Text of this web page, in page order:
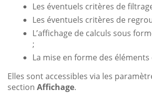
Les éventuels critères de
Les éventuels critères de
L’affichage de calculs sous
;
La mise en forme des éléments
Elles sont accessibles via les
section Affichage.